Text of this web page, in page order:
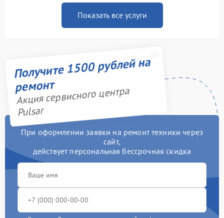
Показать все услуги
Получите 1500 рублей на
ремонт
Акция сервисного центра
Pulsar
При оформлении заявки на ремонт техники через
сайт,
действует персональная бессрочная скидка